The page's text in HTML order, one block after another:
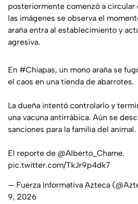
posteriormente comenzó a circular
las imágenes se observa el
araña entra al establecimiento y
agresiva.
En #Chiapas, un mono araña se
el caos en una tienda de abarrotes.
La dueña intentó controlarlo y
una vacuna antirrábica. Aún se
sanciones para la familia del animal.
El reporte de @Alberto_Chame.
pic.twitter.com/TkJr9p4dk7
— Fuerza Informativa Azteca
9, 2026